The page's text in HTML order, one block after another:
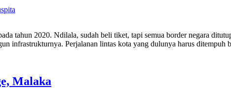
tahun 2020. Ndilala, sudah beli tiket, tapi semua border negara
infrastrukturnya. Perjalanan lintas kota yang dulunya harus
Malaka